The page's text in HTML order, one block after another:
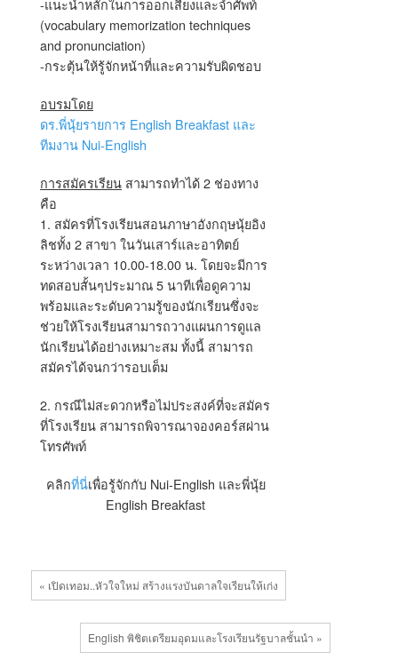
-แนะนำหลักในการออกเสียงและจำศัพท์
(vocabulary memorization techniques
and pronunciation)
-กระตุ้นให้รู้จักหน้าที่และความรับผิดชอบ
อบรมโดย
ดร.พี่นุ้ยรายการ English Breakfast และ
ทีมงาน Nui-English
การสมัครเรียน สามารถทำได้ 2 ช่องทาง
คือ
1. สมัครที่โรงเรียนสอนภาษาอังกฤษนุ้ยอิง
ลิชทั้ง 2 สาขา ในวันเสาร์และอาทิตย์
ระหว่างเวลา 10.00-18.00 น. โดยจะมีการ
ทดสอบสั้นๆประมาณ 5 นาทีเพื่อดูความ
พร้อมและระดับความรู้ของนักเรียนซึ่งจะ
ช่วยให้โรงเรียนสามารถวางแผนการดูแล
นักเรียนได้อย่างเหมาะสม ทั้งนี้ สามารถ
สมัครได้จนกว่ารอบเต็ม
2. กรณีไม่สะดวกหรือไม่ประสงค์ที่จะสมัคร
ที่โรงเรียน สามารถพิจารณาจองคอร์สผ่าน
โทรศัพท์
คลิกที่นี่เพื่อรู้จักกับ Nui-English และพี่นุ้ย
English Breakfast
« เปิดเทอม..หัวใจใหม่ สร้างแรงบันดาลใจเรียนให้เก่ง
English พิชิตเตรียมอุดมและโรงเรียนรัฐบาลชั้นนำ »